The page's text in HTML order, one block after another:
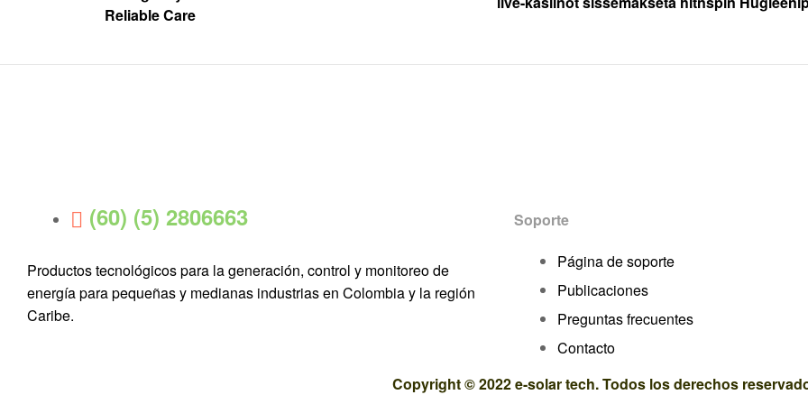
Reliable Care
(60) (5) 2806663
Productos tecnológicos para la generación, control y monitoreo de
energía para pequeñas y medianas industrias en Colombia y la región
Caribe.
Soporte
Página de soporte
Publicaciones
Preguntas frecuentes
Contacto
Copyright © 2022 e-solar tech. Todos los derechos